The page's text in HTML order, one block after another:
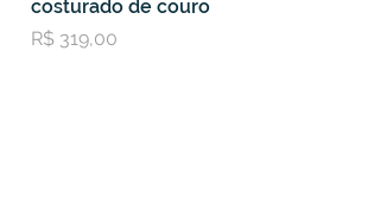
costurado de couro
Preço
R$ 319,00